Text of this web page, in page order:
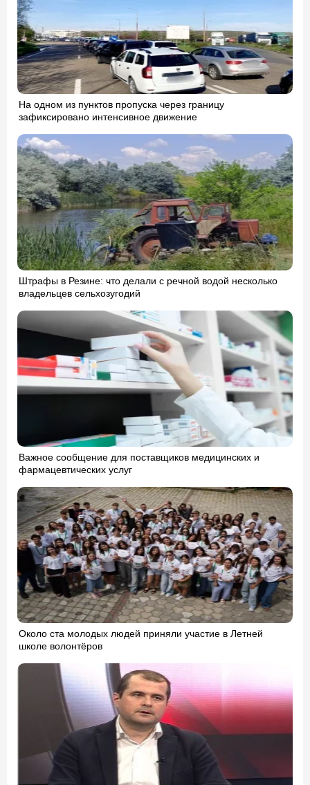
На одном из пунктов пропуска через границу
зафиксировано интенсивное движение
Штрафы в Резине: что делали с речной водой несколько
владельцев сельхозугодий
Важное сообщение для поставщиков медицинских и
фармацевтических услуг
Около ста молодых людей приняли участие в Летней
школе волонтёров